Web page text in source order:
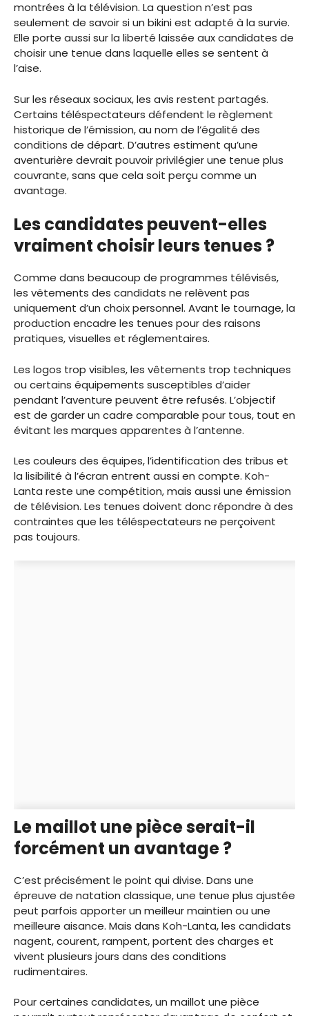
montrées à la télévision. La question n’est pas
seulement de savoir si un bikini est adapté à la survie.
Elle porte aussi sur la liberté laissée aux candidates de
choisir une tenue dans laquelle elles se sentent à
l’aise.
Sur les réseaux sociaux, les avis restent partagés.
Certains téléspectateurs défendent le règlement
historique de l’émission, au nom de l’égalité des
conditions de départ. D’autres estiment qu’une
aventurière devrait pouvoir privilégier une tenue plus
couvrante, sans que cela soit perçu comme un
avantage.
Les candidates peuvent-elles
vraiment choisir leurs tenues ?
Comme dans beaucoup de programmes télévisés,
les vêtements des candidats ne relèvent pas
uniquement d’un choix personnel. Avant le tournage, la
production encadre les tenues pour des raisons
pratiques, visuelles et réglementaires.
Les logos trop visibles, les vêtements trop techniques
ou certains équipements susceptibles d’aider
pendant l’aventure peuvent être refusés. L’objectif
est de garder un cadre comparable pour tous, tout en
évitant les marques apparentes à l’antenne.
Les couleurs des équipes, l’identification des tribus et
la lisibilité à l’écran entrent aussi en compte. Koh-
Lanta reste une compétition, mais aussi une émission
de télévision. Les tenues doivent donc répondre à des
contraintes que les téléspectateurs ne perçoivent
pas toujours.
Le maillot une pièce serait-il
forcément un avantage ?
C’est précisément le point qui divise. Dans une
épreuve de natation classique, une tenue plus ajustée
peut parfois apporter un meilleur maintien ou une
meilleure aisance. Mais dans Koh-Lanta, les candidats
nagent, courent, rampent, portent des charges et
vivent plusieurs jours dans des conditions
rudimentaires.
Pour certaines candidates, un maillot une pièce